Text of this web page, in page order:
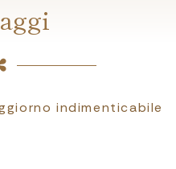
indimenticabile